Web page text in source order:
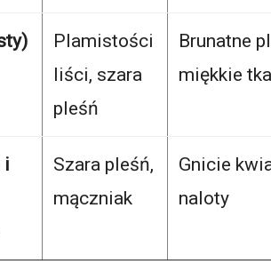
Plamistości
liści, szara
pleśń
Brunatne
miękkie
i
Szara pleśń,
mączniak
Gnicie
naloty